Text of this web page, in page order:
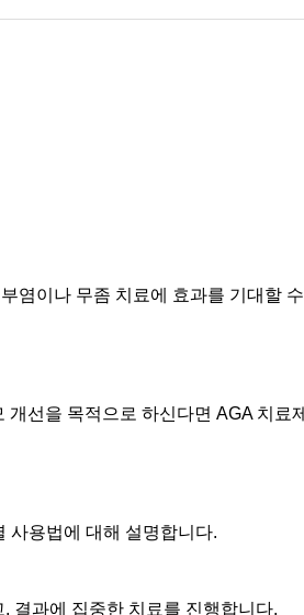
염이나 무좀 치료에 효과를 기대할
개선을 목적으로 하신다면 AGA 치료
사용법에 대해 설명합니다.
결과에 집중한 치료를 진행합니다.